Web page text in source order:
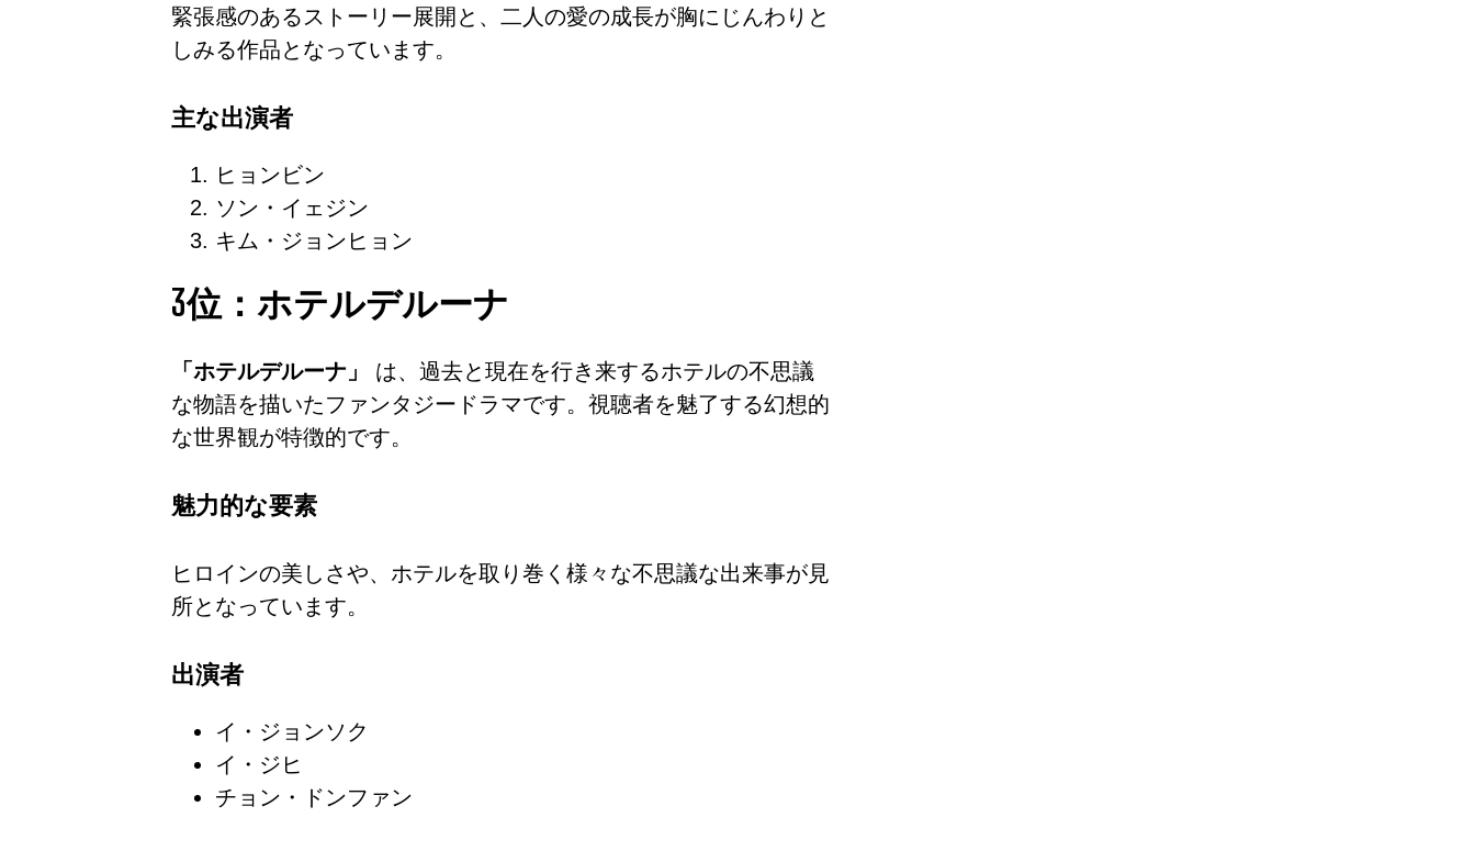
緊張感のあるストーリー展開と、二人の愛の成長が胸にじんわりと
しみる作品となっています。
主な出演者
ヒョンビン
ソン・イェジン
キム・ジョンヒョン
3位：ホテルデルーナ
「ホテルデルーナ」
は、過去と現在を行き来するホテルの不思議
な物語を描いたファンタジードラマです。視聴者を魅了する幻想的
な世界観が特徴的です。
魅力的な要素
ヒロインの美しさや、ホテルを取り巻く様々な不思議な出来事が見
所となっています。
出演者
イ・ジョンソク
イ・ジヒ
チョン・ドンファン